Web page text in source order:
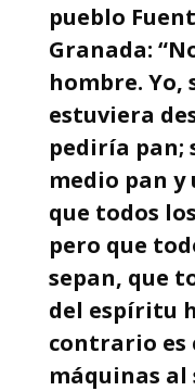
pueblo
Granada:
hombre.
estuviera
pediría pan;
medio pan
que todos
pero que
sepan, que
del espíritu
contrario es
máquinas al